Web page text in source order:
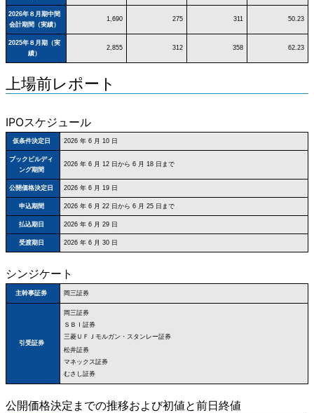
2026年８月期中間
会計期間（実績）
1,690 275 311 50.23
2025年８月期（実
績）
2,855 312 358 62.23
上場前レポート
IPOスケジュール
仮条件決定日 2026 年 6 月 10 日
ブックビルディ
ング期間
2026 年 6 月 12 日から 6 月 18 日まで
公開価格決定日 2026 年 6 月 19 日
申込期間 2026 年 6 月 22 日から 6 月 25 日まで
払込期日 2026 年 6 月 29 日
受渡期日 2026 年 6 月 30 日
シンジケート
主幹事証券 岡三証券
引受証券
岡三証券
ＳＢＩ証券
三菱ＵＦＪモルガン・スタンレー証券
松井証券
マネックス証券
むさし証券
公開価格決定までの推移および初値と前日終値